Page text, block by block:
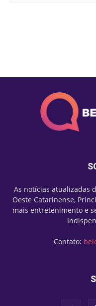
As notícias atualizadas
Oeste Catarinense,
mais entretenimento e
Contato: